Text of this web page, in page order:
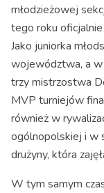
młodzieżowej
tego roku oficjalnie
Jako juniorka
województwa, a w
trzy mistrzostwa
MVP turniejów
również w
ogólnopolskiej i w
drużyny, która
W tym samym